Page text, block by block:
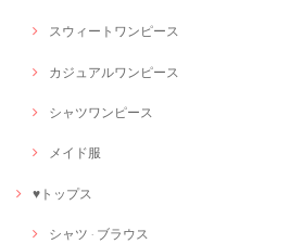
スウィートワンピース
カジュアルワンピース
シャツワンピース
メイド服
♥トップス
シャツ · ブラウス